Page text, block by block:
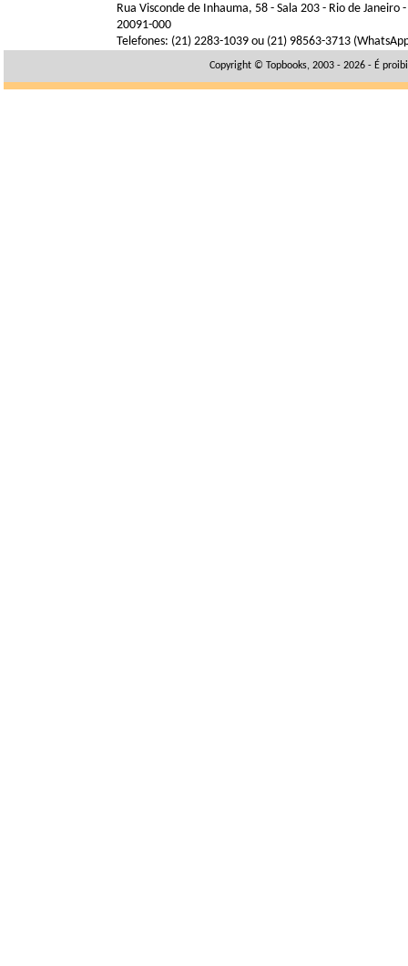
Rua Visconde de Inhauma, 58 - Sala 203 - Rio de Janeiro -
20091-000
Telefones: (21) 2283-1039 ou (21) 98563-3713
Copyright © Topbooks, 2003 - 2026 - É